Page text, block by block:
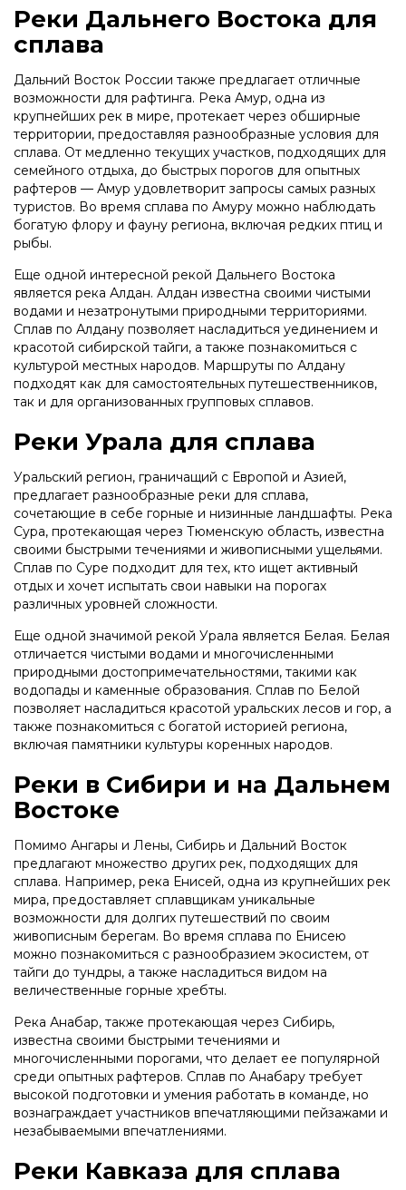
Реки Дальнего Востока для
сплава
Дальний Восток России также предлагает отличные
возможности для рафтинга. Река Амур, одна из
крупнейших рек в мире, протекает через обширные
территории, предоставляя разнообразные условия для
сплава. От медленно текущих участков, подходящих для
семейного отдыха, до быстрых порогов для опытных
рафтеров — Амур удовлетворит запросы самых разных
туристов. Во время сплава по Амуру можно наблюдать
богатую флору и фауну региона, включая редких птиц и
рыбы.
Еще одной интересной рекой Дальнего Востока
является река Алдан. Алдан известна своими чистыми
водами и незатронутыми природными территориями.
Сплав по Алдану позволяет насладиться уединением и
красотой сибирской тайги, а также познакомиться с
культурой местных народов. Маршруты по Алдану
подходят как для самостоятельных путешественников,
так и для организованных групповых сплавов.
Реки Урала для сплава
Уральский регион, граничащий с Европой и Азией,
предлагает разнообразные реки для сплава,
сочетающие в себе горные и низинные ландшафты. Река
Сура, протекающая через Тюменскую область, известна
своими быстрыми течениями и живописными ущельями.
Сплав по Суре подходит для тех, кто ищет активный
отдых и хочет испытать свои навыки на порогах
различных уровней сложности.
Еще одной значимой рекой Урала является Белая. Белая
отличается чистыми водами и многочисленными
природными достопримечательностями, такими как
водопады и каменные образования. Сплав по Белой
позволяет насладиться красотой уральских лесов и гор, а
также познакомиться с богатой историей региона,
включая памятники культуры коренных народов.
Реки в Сибири и на Дальнем
Востоке
Помимо Ангары и Лены, Сибирь и Дальний Восток
предлагают множество других рек, подходящих для
сплава. Например, река Енисей, одна из крупнейших рек
мира, предоставляет сплавщикам уникальные
возможности для долгих путешествий по своим
живописным берегам. Во время сплава по Енисею
можно познакомиться с разнообразием экосистем, от
тайги до тундры, а также насладиться видом на
величественные горные хребты.
Река Анабар, также протекающая через Сибирь,
известна своими быстрыми течениями и
многочисленными порогами, что делает ее популярной
среди опытных рафтеров. Сплав по Анабару требует
высокой подготовки и умения работать в команде, но
вознаграждает участников впечатляющими пейзажами и
незабываемыми впечатлениями.
Реки Кавказа для сплава